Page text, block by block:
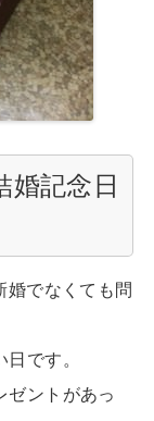
記念日
婚でなくても問
です。
ゼントがあっ